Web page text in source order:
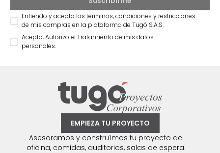
Entiendo y acepto los términos, condiciones y restricciones
de mis compras en la plataforma de Tugó S.A.S.
Acepto, Autorizo el Tratamiento de mis datos
personales.
EMPIEZA TU PROYECTO
Asesoramos y construímos tu proyecto de:
oficina, comidas, auditorios, salas de espera.